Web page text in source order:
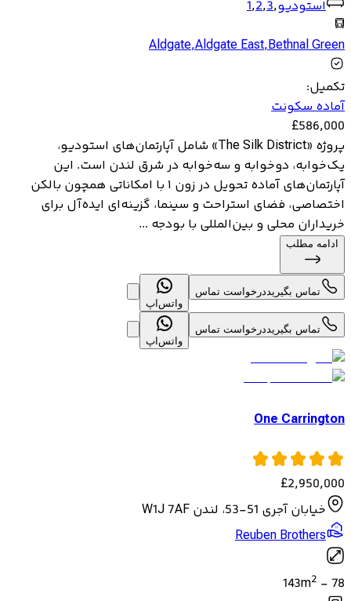
استودیو,
1,2,3
Aldgate,Aldgate East,Bethnal Green
تکمیل:
آماده سکونت
£586,000
پروژه «The Silk District» شامل آپارتمان‌های استودیو،
یک‌خوابه، دوخوابه و سه‌خوابه در شرق لندن است. این
آپارتمان‌های آماده تحویل در زون ۱ با امکاناتی همچون بالکن
اختصاصی، فضای استراحت و سینما، گزینه‌ای ایده‌آل برای
خریداران محلی و بین‌المللی با بودجه ...
ادامه مطلب
تماس بگیرید درخواست تماس
واتس‌اپ
تماس بگیرید درخواست تماس
واتس‌اپ
One Carrington
£2,950,000
خیابان آجری 51-53، لندن W1J 7AF
Reuben Brothers
78
-
143m2